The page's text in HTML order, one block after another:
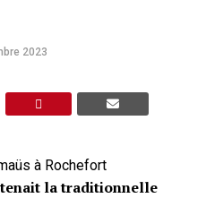
2023
à Rochefort
tenait la traditionnelle